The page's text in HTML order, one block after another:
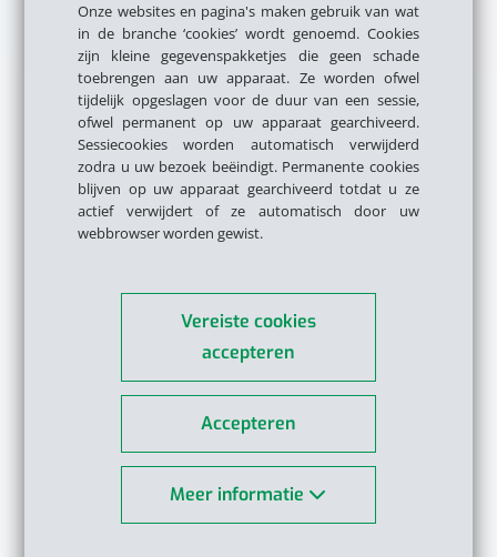
Onze websites en pagina's maken gebruik van wat
in de branche ‘cookies’ wordt genoemd. Cookies
zijn kleine gegevenspakketjes die geen schade
toebrengen aan uw apparaat. Ze worden ofwel
tijdelijk opgeslagen voor de duur van een sessie,
ofwel permanent op uw apparaat gearchiveerd.
Sessiecookies worden automatisch verwijderd
zodra u uw bezoek beëindigt. Permanente cookies
blijven op uw apparaat gearchiveerd totdat u ze
actief verwijdert of ze automatisch door uw
webbrowser worden gewist.
Vereiste cookies
accepteren
Accepteren
Meer informatie